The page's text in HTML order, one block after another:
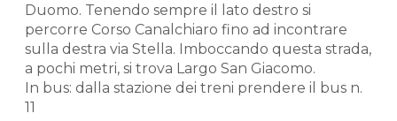
Duomo. Tenendo sempre il lato destro si
percorre Corso Canalchiaro fino ad incontrare
sulla destra via Stella. Imboccando questa strada,
a pochi metri, si trova Largo San Giacomo.
In bus: dalla stazione dei treni prendere il bus n.
11